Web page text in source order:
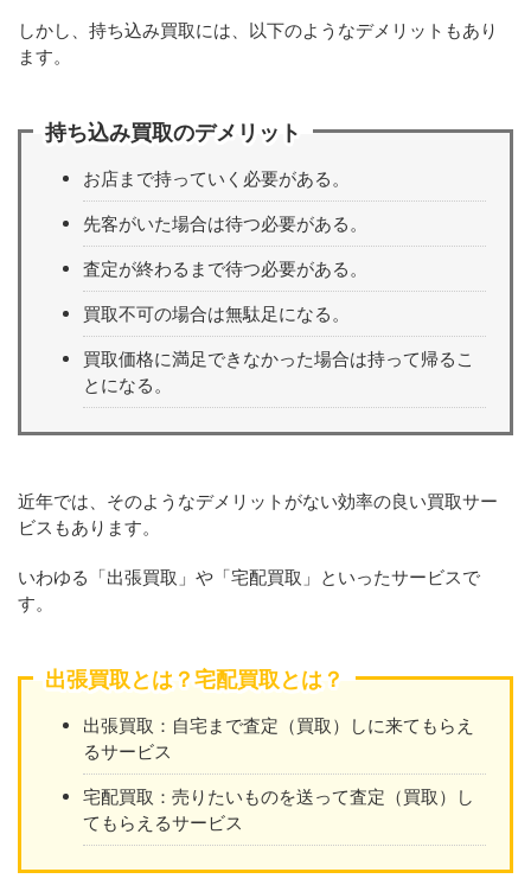
しかし、持ち込み買取には、以下のようなデメリットもあり
ます。
持ち込み買取のデメリット
お店まで持っていく必要がある。
先客がいた場合は待つ必要がある。
査定が終わるまで待つ必要がある。
買取不可の場合は無駄足になる。
買取価格に満足できなかった場合は持って帰るこ
とになる。
近年では、そのようなデメリットがない効率の良い買取サー
ビスもあります。
いわゆる「出張買取」や「宅配買取」といったサービスで
す。
出張買取とは？宅配買取とは？
出張買取：自宅まで査定（買取）しに来てもらえ
るサービス
宅配買取：売りたいものを送って査定（買取）し
てもらえるサービス